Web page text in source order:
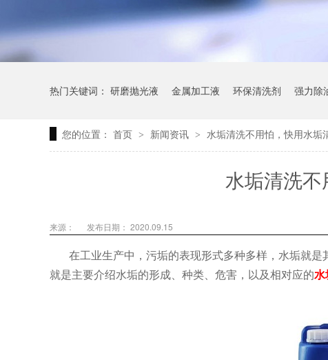
热门关键词： 研磨抛光液 金属加工液 环保清洗剂 强力除
您的位置： 首页 > 新闻资讯 > 水垢清洗不用怕，快用水垢
水垢清洗
来源： 发布日期： 2020.09.15
在工业生产中，污垢的表现形式多种多样，水垢就
就是主要介绍水垢的形成、种类、危害，以及相对应的水